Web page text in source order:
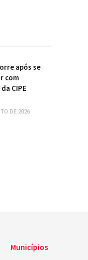
após se
com
CIPE
DE 2026
Municípios